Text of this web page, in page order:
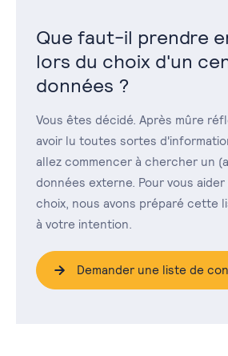
Que faut-il prendre
lors du choix d'un
données ?
Vous êtes décidé. Après mûre
avoir lu toutes sortes
allez commencer à chercher un
données externe. Pour vous
choix, nous avons préparé cette
à votre intention.
Demander une liste de